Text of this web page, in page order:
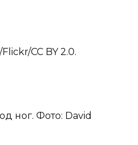
CC BY 2.0.
ног. Фото: David